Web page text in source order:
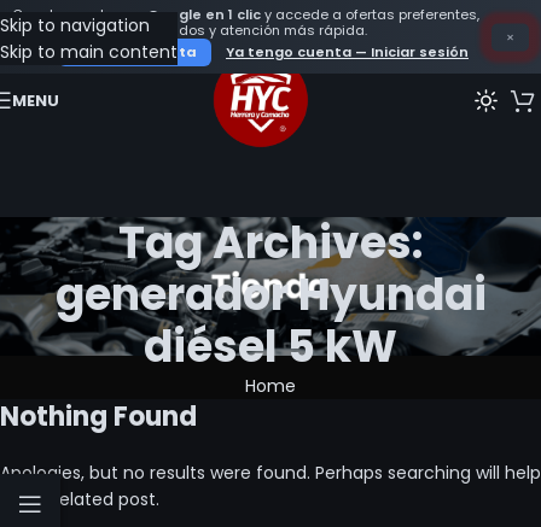
Crea tu cuenta con Google en 1 clicy accede a ofertas preferentes,
seguimiento de tus pedidos y atención más rápida.
Crear mi cuenta
Ya tengo cuenta — Iniciar sesión
×
Skip to navigation
Skip to main content
MENU
Tag Archives:
generador Hyundai
diésel 5 kW
Home
Nothing Found
Apologies, but no results were found. Perhaps searching will help
find a related post.